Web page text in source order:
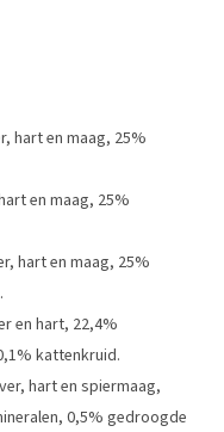
hart en maag, 25%
en maag, 25%
hart en maag, 25%
en hart, 22,4%
kattenkruid.
hart en spiermaag,
0,5% gedroogde